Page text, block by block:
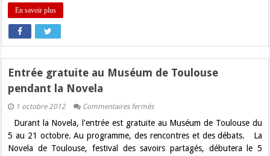
En savoir plus
Entrée gratuite au Muséum de Toulouse
pendant la Novela
1 octobre 2012 Commentaires ferméssur
gratuite
Muséum
de
Durant la Novela, l'entrée est gratuite au Muséum de Toulouse du
5 au 21 octobre. Au programme, des rencontres et des débats. La
Novela de Toulouse, festival des savoirs partagés, débutera le 5